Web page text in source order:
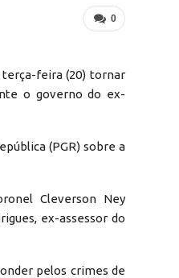
0
terça-feira (20) tornar
o governo do ex-
(PGR) sobre a
Cleverson Ney
ex-assessor do
pelos crimes de